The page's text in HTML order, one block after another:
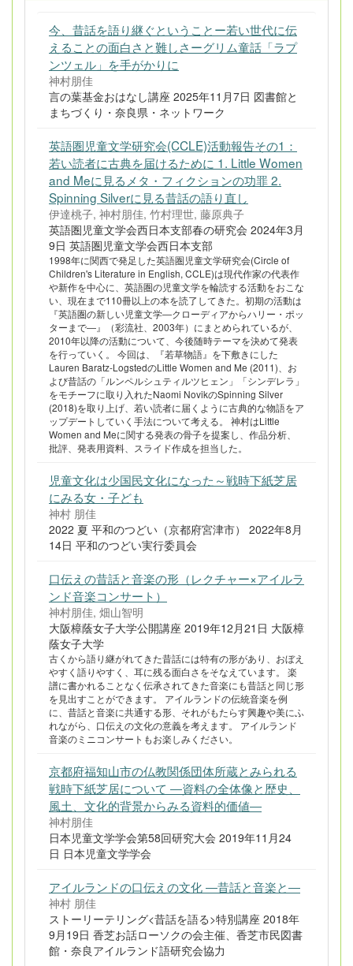
今、昔話を語り継ぐということー若い世代に伝
えることの面白さと難しさーグリム童話「ラプ
ンツェル」を手がかりに
神村朋佳
言の葉基金おはなし講座 2025年11月7日 図書館と
まちづくり・奈良県・ネットワーク
英語圏児童文学研究会(CCLE)活動報告その1：
若い読者に古典を届けるために 1. Little Women
and Meに見るメタ・フィクションの功罪 2.
Spinning Silverに見る昔話の語り直し
伊達桃子, 神村朋佳, 竹村理世, 藤原典子
英語圏児童文学会西日本支部春の研究会 2024年3月
9日 英語圏児童文学会西日本支部
1998年に関西で発足した英語圏児童文学研究会(Circle of
Children's Literature in English, CCLE)は現代作家の代表作
や新作を中心に、英語圏の児童文学を輪読する活動をおこな
い、現在まで110冊以上の本を読了してきた。初期の活動は
『英語圏の新しい児童文学―クローディアからハリー・ポッ
ターまで―』（彩流社、2003年）にまとめられているが、
2010年以降の活動について、今後随時テーマを決めて発表
を行っていく。 今回は、『若草物語』を下敷きにした
Lauren Baratz-LogstedのLittle Women and Me (2011)、お
よび昔話の「ルンペルシュティルツヒェン」「シンデレラ」
をモチーフに取り入れたNaomi NovikのSpinning Silver
(2018)を取り上げ、若い読者に届くように古典的な物語をア
ップデートしていく手法について考える。 神村はLittle
Women and Meに関する発表の骨子を提案し、作品分析、
批評、発表用資料、スライド作成を担当した。
児童文化は少国民文化になった～戦時下紙芝居
にみる女・子ども
神村 朋佳
2022 夏 平和のつどい（京都府宮津市） 2022年8月
14日 平和のつどい実行委員会
口伝えの昔話と音楽の形（レクチャー×アイルラ
ンド音楽コンサート）
神村朋佳, 畑山智明
大阪樟蔭女子大学公開講座 2019年12月21日 大阪樟
蔭女子大学
古くから語り継がれてきた昔話には特有の形があり、おぼえ
やすく語りやすく、耳に残る面白さをそなえています。 楽
譜に書かれることなく伝承されてきた音楽にも昔話と同じ形
を見出すことができます。 アイルランドの伝統音楽を例
に、昔話と音楽に共通する形、それがもたらす興趣や美にふ
れながら、口伝えの文化の意義を考えます。 アイルランド
音楽のミニコンサートもお楽しみください。
京都府福知山市の仏教関係団体所蔵とみられる
戦時下紙芝居について ―資料の全体像と歴史、
風土、文化的背景からみる資料的価値―
神村朋佳
日本児童文学学会第58回研究大会 2019年11月24
日 日本児童文学学会
アイルランドの口伝えの文化 ―昔話と音楽と―
神村 朋佳
ストーリーテリング<昔話を語る>特別講座 2018年
9月19日 香芝お話ローソクの会主催、香芝市民図書
館・奈良アイルランド語研究会協力